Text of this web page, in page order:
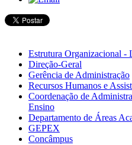
Estrutura Organizacional -
Direção-Geral
Gerência de Administração
Recursos Humanos e
Coordenação de
Ensino
Departamento de Áreas
GEPEX
Concâmpus